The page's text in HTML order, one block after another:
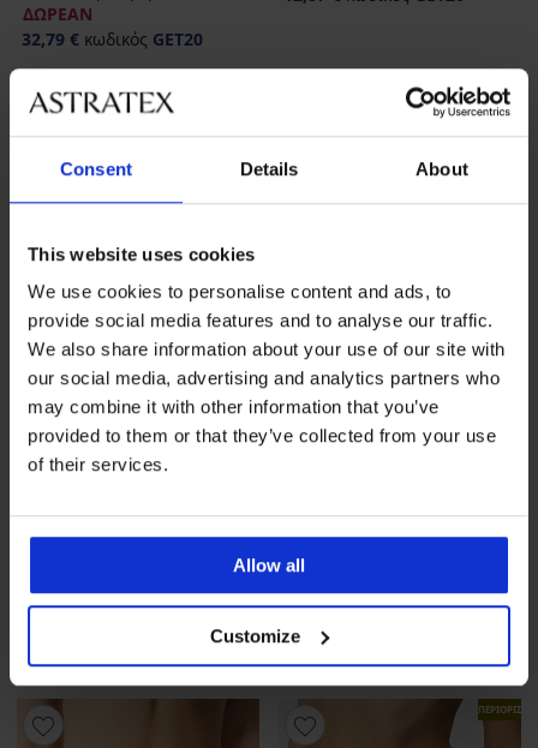
Consent Details About
This website uses cookies
We use cookies to personalise content and ads, to
provide social media features and to analyse our traffic.
We also share information about your use of our site with
our social media, advertising and analytics partners who
may combine it with other information that you’ve
provided to them or that they’ve collected from your use
of their services.
Allow all
Customize
ΔΩΡΕΑΝ
32,79 € κωδικός GET20
3+1 ΔΩΡΕΑΝ
-20 % GET20
Σλιπ περιόδου για μέτρια
έμμηνο ρύση
ΔΩΡΕΑΝ
3+1 ΔΩΡΕΑΝ
-20 % GET20
Σλιπ περιόδου για βαριά
έμμηνο ρύση με υψηλή
μέση
30,99 €προσφορά 3+1
ΔΩΡΕΑΝ
24,79 €